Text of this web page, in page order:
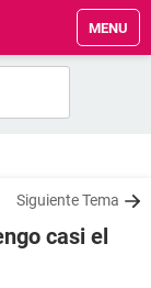
MENU
Siguiente Tema
casi el